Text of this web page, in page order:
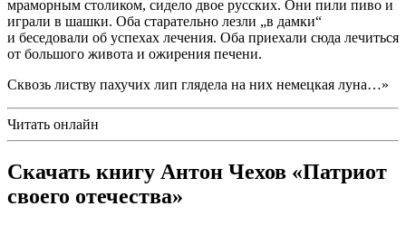
мраморным столиком, сидело двое русских. Они пили пиво и
играли в шашки. Оба старательно лезли „в дамки“
и беседовали об успехах лечения. Оба приехали сюда лечиться
от большого живота и ожирения печени.
Сквозь листву пахучих лип глядела на них немецкая луна…»
Читать онлайн
Скачать книгу Антон Чехов «Патриот
своего отечества»